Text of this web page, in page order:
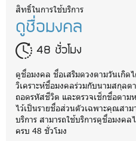
สิทธิ์ในการใช้บริการ
ดูชื่อมงคล
48 ชั่วโมง
ดูชื่อมงคล ชื่อเสริมดวงตามวันเกิด
วิเคราะห์ชื่อมงคลร่วมกับนามสกุล
ถอดรหัสชีวิต และตรวจเช็กชื่อตา
ไว้เป็นรายชื่อส่วนตัวเฉพาะคุณสาม
บริการ สามารถใช้บริการดูชื่อมงค
ครบ 48 ชั่วโมง